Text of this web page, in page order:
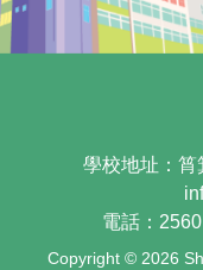
學校地址：筲
電話：
Copyright © 2026